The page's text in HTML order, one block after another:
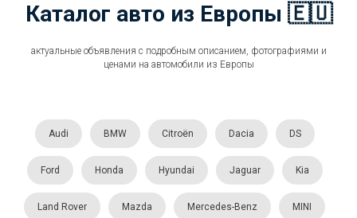
Каталог авто из Европы 🇪🇺
актуальные объявления с подробным описанием, фотографиями и
ценами на автомобили из Европы
Audi BMW Citroën Dacia DS
Ford Honda Hyundai Jaguar Kia
Land Rover Mazda Mercedes-Benz MINI